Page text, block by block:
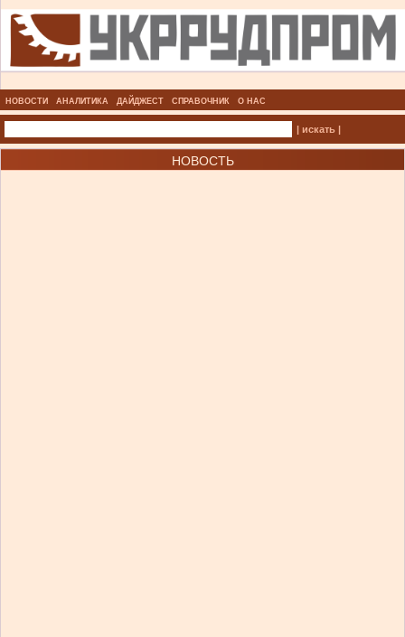
НОВОСТИ АНАЛИТИКА ДАЙДЖЕСТ СПРАВОЧНИК О НАС
| искать |
НОВОСТЬ